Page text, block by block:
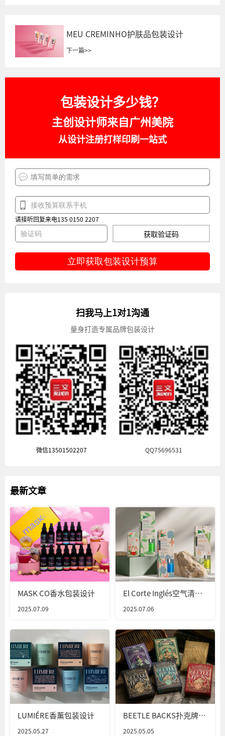
MEU CREMINHO护肤品包装设计
下一篇>>
包装设计多少钱？
主创设计师来自广州美院
从设计注册打样印刷一站式
请接听回复来电135 0150 2207
获取验证码
立即获取包装设计预算
扫我马上1对1沟通
量身打造专属品牌包装设计
微信13501502207 QQ75696531
最新文章
MASK CO香水包装设计
2025.07.09
El Corte Inglés空气清新
2025.07.06
LUMIÉRE香薰包装设计
2025.05.27
BEETLE BACKS扑克牌包
2025.05.05